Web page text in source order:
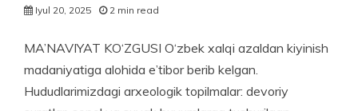
Iyul 20, 2025 2 min read
MA’NAVIYAT KO‘ZGUSI O‘zbek xalqi azaldan kiyinish
madaniyatiga alohida e’tibor berib kelgan.
Hududlarimizdagi arxeologik topilmalar: devoriy